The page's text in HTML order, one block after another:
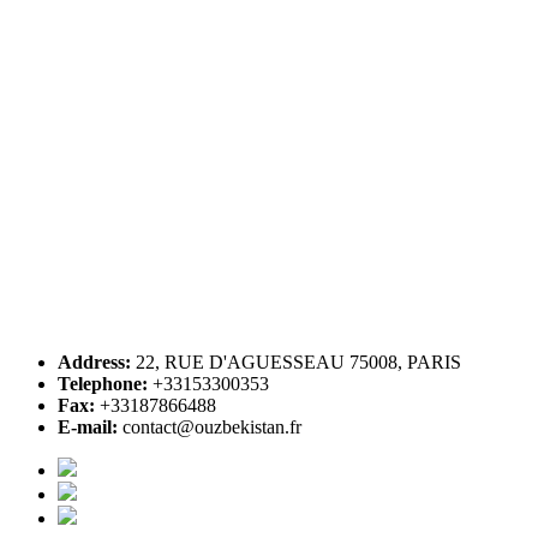
Address: 22, RUE D'AGUESSEAU 75008, PARIS
Telephone: +33153300353
Fax: +33187866488
E-mail: contact@ouzbekistan.fr